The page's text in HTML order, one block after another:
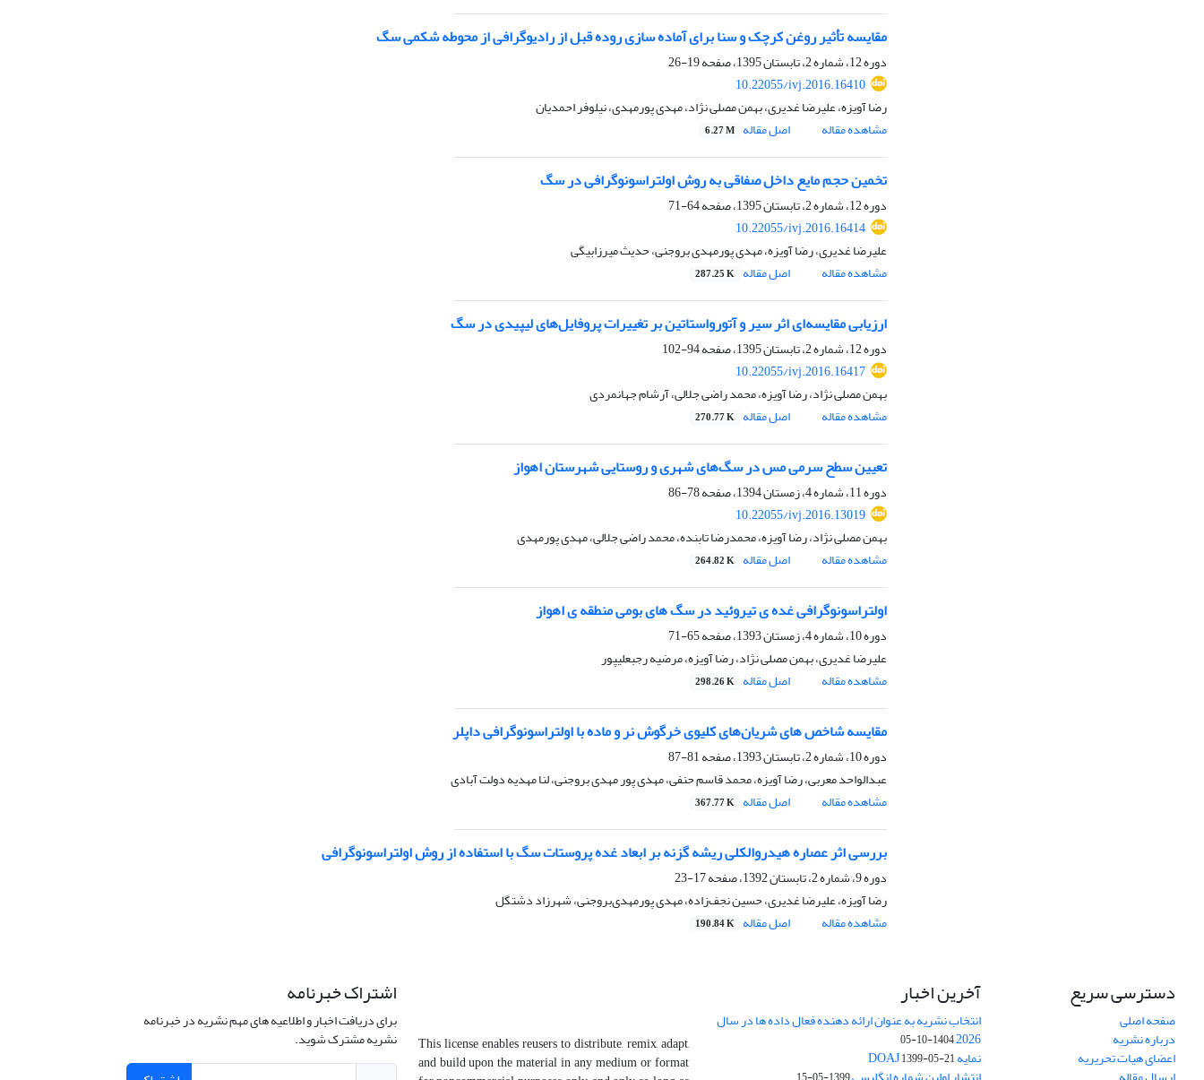
مقایسه تأثیر روغن کرچک و سنا برای آماده سازی روده قبل از رادیوگرافی از محوطه شکمی سگ
دوره 12، شماره 2، تابستان 1395، صفحه
19-26
10.22055/ivj.2016.16410
رضا آویزه، علیرضا غدیری، بهمن مصلی نژاد، مهدی پورمهدی، نیلوفر احمدیان
مشاهده مقاله
اصل مقاله 6.27 M
تخمین حجم مایع داخل صفاقی به روش اولتراسونوگرافی در سگ
دوره 12، شماره 2، تابستان 1395، صفحه
64-71
10.22055/ivj.2016.16414
علیرضا غدیری، رضا آویزه، مهدی پورمهدی بروجنی، حدیث میرزابیگی
مشاهده مقاله
اصل مقاله 287.25 K
ارزیابی مقایسه‌ای اثر سیر و آتورواستاتین بر تغییرات پروفایل‌های لیپیدی در سگ
دوره 12، شماره 2، تابستان 1395، صفحه
94-102
10.22055/ivj.2016.16417
بهمن مصلی نژاد، رضا آویزه، محمد راضی جلالی، آرشام جهانمردی
مشاهده مقاله
اصل مقاله 270.77 K
تعیین سطح سرمی مس در سگ‌های شهری و روستایی شهرستان اهواز
دوره 11، شماره 4، زمستان 1394، صفحه
78-86
10.22055/ivj.2016.13019
بهمن مصلی نژاد، رضا آویزه، محمدرضا تابنده، محمد راضی جلالی، مهدی پورمهدی
مشاهده مقاله
اصل مقاله 264.82 K
اولتراسونوگرافی غده ی تیروئید در سگ های بومی منطقه ی اهواز
دوره 10، شماره 4، زمستان 1393، صفحه
65-71
علیرضا غدیری، بهمن مصلی نژاد، رضا آویزه، مرضیه رجبعلیپور
مشاهده مقاله
اصل مقاله 298.26 K
مقایسه شاخص های شریان‌های کلیوی خرگوش نر و ماده با اولتراسونوگرافی داپلر
دوره 10، شماره 2، تابستان 1393، صفحه
81-87
عبدالواحد معربی، رضا آویزه، محمد قاسم حنفی، مهدی پور مهدی بروجنی، لنا مهدیه دولت آبادی
مشاهده مقاله
اصل مقاله 367.77 K
بررسی اثر عصاره هیدروالکلی ریشه گزنه بر ابعاد غده پروستات سگ با استفاده از روش اولتراسونوگرافی
دوره 9، شماره 2، تابستان 1392، صفحه
17-23
رضا آویزه، علیرضا غدیری، حسین نجف‌زاده، مهدی پورمهدی‌بروجنی، شهرزاد دشتگل
مشاهده مقاله
اصل مقاله 190.84 K
دسترسی سریع
صفحه اصلی
درباره نشریه
اعضای هیات تحریریه
آخرین اخبار
انتخاب نشریه به عنوان ارائه دهنده فعال داده ها در سال
2026
1404-10-05
نمایه DOAJ1399-05-21
This license enables reusers to distribute, remix, adapt,
and build upon the material in any medium or format
اشتراک خبرنامه
برای دریافت اخبار و اطلاعیه های مهم نشریه در خبرنامه
نشریه مشترک شوید.